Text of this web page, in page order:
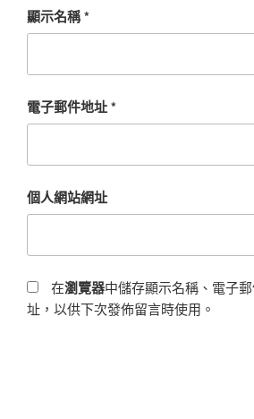
顯示名稱*
電子郵件地址*
個人網站網址
在瀏覽器中儲存顯示名稱、電子
址，以供下次發佈留言時使用。